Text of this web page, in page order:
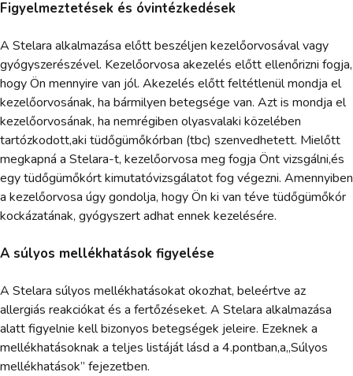
Figyelmeztetések és óvintézkedések
A Stelara alkalmazása előtt beszéljen kezelőorvosával vagy
gyógyszerészével. Kezelőorvosa akezelés előtt ellenőrizni fogja,
hogy Ön mennyire van jól. Akezelés előtt feltétlenül mondja el
kezelőorvosának, ha bármilyen betegsége van. Azt is mondja el
kezelőorvosának, ha nemrégiben olyasvalaki közelében
tartózkodott,aki tüdőgümőkórban (tbc) szenvedhetett. Mielőtt
megkapná a Stelara-t, kezelőorvosa meg fogja Önt vizsgálni,és
egy tüdőgümőkórt kimutatóvizsgálatot fog végezni. Amennyiben
a kezelőorvosa úgy gondolja, hogy Ön ki van téve tüdőgümőkór
kockázatának, gyógyszert adhat ennek kezelésére.
A súlyos mellékhatások figyelése
A Stelara súlyos mellékhatásokat okozhat, beleértve az
allergiás reakciókat és a fertőzéseket. A Stelara alkalmazása
alatt figyelnie kell bizonyos betegségek jeleire. Ezeknek a
mellékhatásoknak a teljes listáját lásd a 4.pontban,a„Súlyos
mellékhatások” fejezetben.